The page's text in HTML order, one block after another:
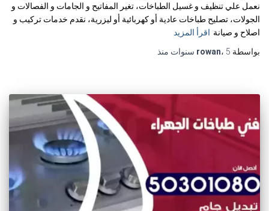
نعمل علي تنظيف و غسيل الطباخات، تغير المفاتيح و الجامات و الفصالات و
الجولات، تصليح طباخات عادية أو كهربائية أو ليزرية، نقدم خدمات تركيب و
اصلاح و صيانة اقرأ المزيد
بواسطة
rowan، 5 سنوات منذ